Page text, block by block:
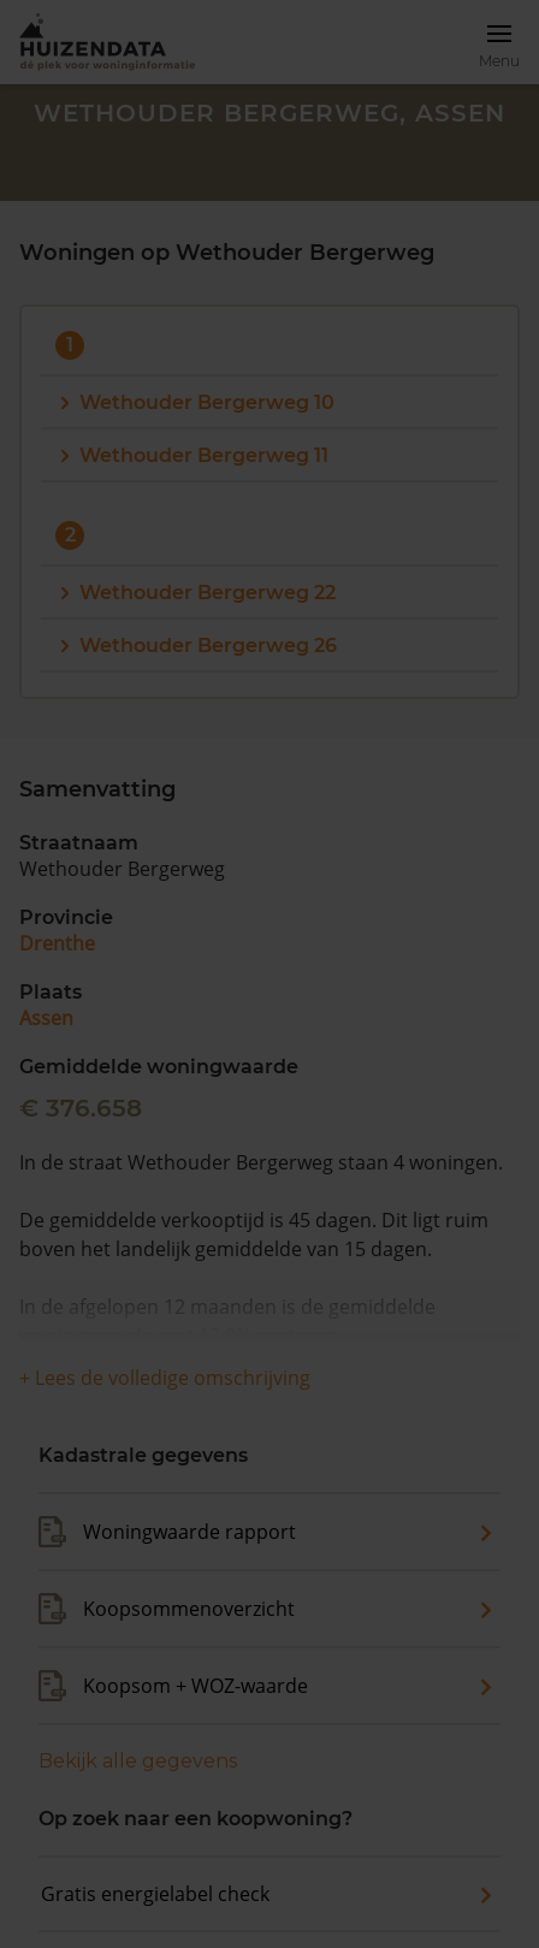
Menu
Vragen? Neem contact met ons op
088 220 4200
WETHOUDER BERGERWEG, ASSEN
Woningen op Wethouder Bergerweg
1
Wethouder Bergerweg 10
Wethouder Bergerweg 11
2
Wethouder Bergerweg 22
Wethouder Bergerweg 26
Samenvatting
Straatnaam
Wethouder Bergerweg
Provincie
Drenthe
Plaats
Assen
Gemiddelde woningwaarde
€ 376.658
In de straat Wethouder Bergerweg staan 4 woningen.
De gemiddelde verkooptijd is 45 dagen. Dit ligt ruim
boven het landelijk gemiddelde van 15 dagen.
In de afgelopen 12 maanden is de gemiddelde
+ Lees de volledige omschrijving
Kadastrale gegevens
Woningwaarde rapport
Koopsommenoverzicht
Koopsom + WOZ-waarde
Bekijk alle gegevens
Op zoek naar een koopwoning?
Gratis energielabel check